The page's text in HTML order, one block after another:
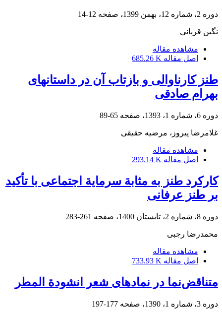
دوره 2، شماره 12، بهمن 1399، صفحه 12-14
نگین قربانی
مشاهده مقاله
اصل مقاله 685.26 K
طنز کارناوالی و بازتاب آن در داستان‏های
بهرام صادقی
دوره 6، شماره 1، 1393، صفحه 65-89
غلامرضا پیروز، مرضیه حقیقی
مشاهده مقاله
اصل مقاله 293.14 K
کارکرد طنز به مثابة سرمایة اجتماعی با تأکید
بر طنز عرفانی
دوره 8، شماره 2، تابستان 1400، صفحه 261-283
محمدرضا رجبی
مشاهده مقاله
اصل مقاله 733.93 K
متناقض‌نما در نمادهای شعر انشودة المطر
دوره 3، شماره 1، 1390، صفحه 177-197